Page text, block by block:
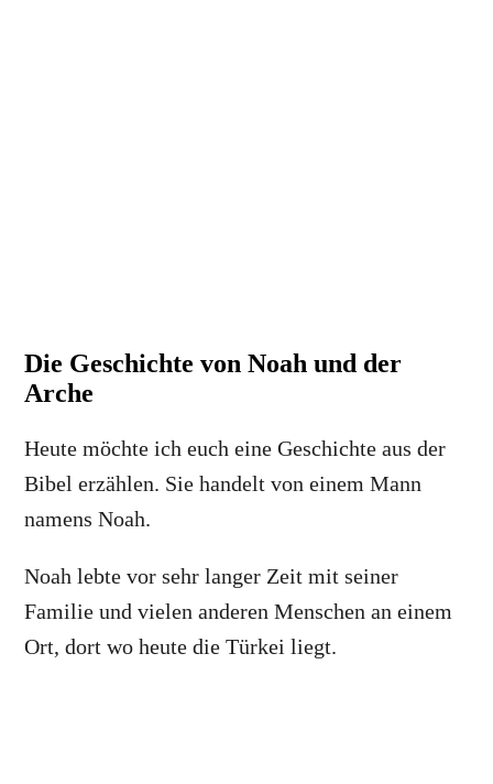
Die Geschichte von Noah und der
Arche
Heute möchte ich euch eine Geschichte aus der
Bibel erzählen. Sie handelt von einem Mann
namens Noah.
Noah lebte vor sehr langer Zeit mit seiner
Familie und vielen anderen Menschen an einem
Ort, dort wo heute die Türkei liegt.